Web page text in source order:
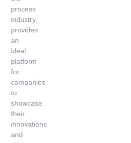
process
industry,
provides
an
ideal
platform
for
companies
to
showcase
their
innovations
and